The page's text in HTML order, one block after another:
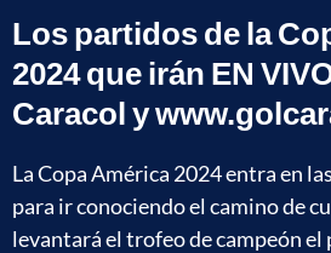
Los partidos de la
2024 que irán EN
Caracol y
La Copa América 2024 entra en
para ir conociendo el camino de
levantará el trofeo de campeón